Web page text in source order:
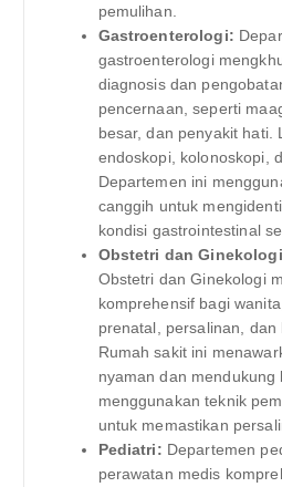
pemulihan.
Gastroenterologi:
gastroenterologi
diagnosis dan
pencernaan, seperti
besar, dan penyakit hati.
endoskopi, kolonoskopi,
Departemen ini
canggih untuk
kondisi gastrointestinal
Obstetri dan
Obstetri dan Ginekologi
komprehensif bagi
prenatal, persalinan, dan
Rumah sakit ini
nyaman dan mendukung
menggunakan teknik
untuk memastikan
Pediatri: Departemen
perawatan medis